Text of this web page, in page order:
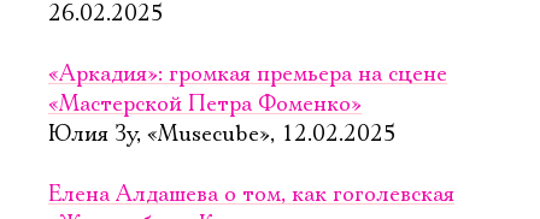
26.02.2025
«Аркадия»: громкая премьера на сцене
«Мастерской Петра Фоменко»
Юлия Зу, «Musecube», 12.02.2025
Елена Алдашева о том, как гоголевская